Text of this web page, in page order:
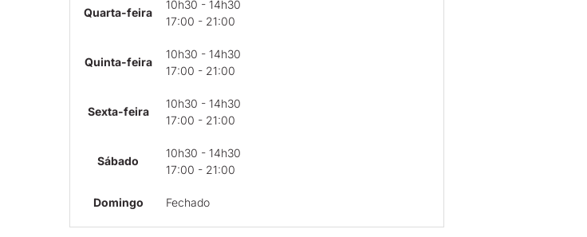
Quarta-feira
10h30 - 14h30
17:00 - 21:00
Quinta-feira
10h30 - 14h30
17:00 - 21:00
Sexta-feira
10h30 - 14h30
17:00 - 21:00
Sábado
10h30 - 14h30
17:00 - 21:00
Domingo Fechado